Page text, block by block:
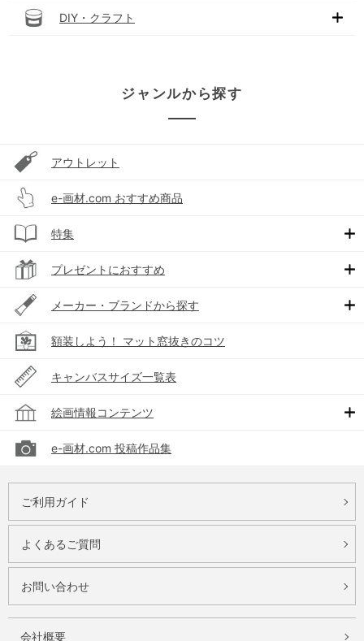
DIY・クラフト
ジャンルから探す
アウトレット
e-画材.com おすすめ商品
特集
プレゼントにおすすめ
メーカー・ブランドから探す
額装しよう！ マット窓抜きのコツ
キャンバスサイズ一覧表
絵画情報コンテンツ
e-画材.com 投稿作品集
ご利用ガイド
よくあるご質問
お問い合わせ
会社概要